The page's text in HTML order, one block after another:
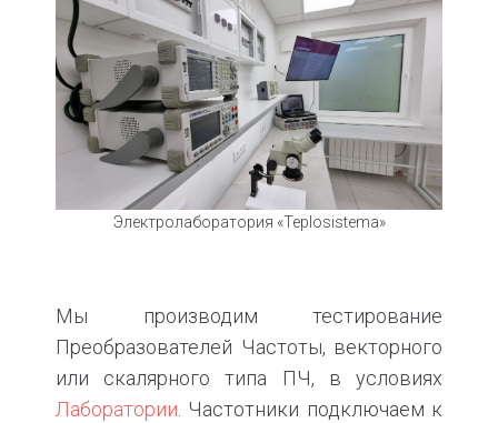
Электролаборатория «Teplosistema»
Мы производим тестирование
Преобразователей Частоты, векторного
или скалярного типа ПЧ, в условиях
Лаборатории . Частотники подключаем к